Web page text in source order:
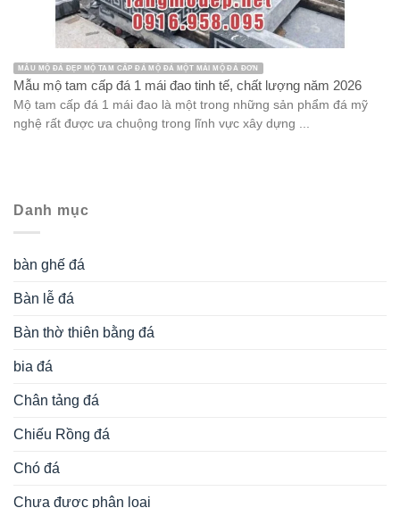
MẪU MỘ ĐÁ ĐẸP MỘ TAM CẤP ĐÁ MỘ ĐÁ MỘT MÁI MỘ ĐÁ ĐƠN
Mẫu mộ tam cấp đá 1 mái đao tinh tế, chất lượng năm 2026
Mộ tam cấp đá 1 mái đao là một trong những sản phẩm đá mỹ
nghệ rất được ưa chuộng trong lĩnh vực xây dựng ...
Danh mục
bàn ghế đá
Bàn lễ đá
Bàn thờ thiên bằng đá
bia đá
Chân tảng đá
Chiếu Rồng đá
Chó đá
Chưa được phân loại